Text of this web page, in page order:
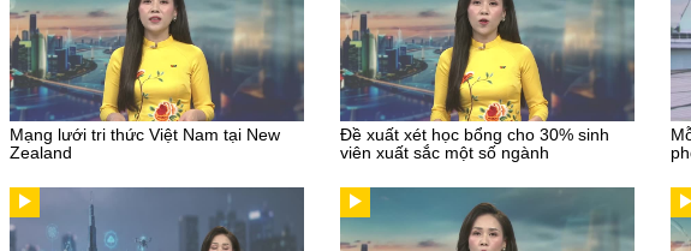
Mạng lưới tri thức Việt Nam tại New
Zealand
Đề xuất xét học bổng cho 30% sinh
viên xuất sắc một số ngành